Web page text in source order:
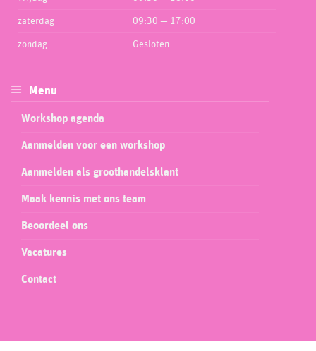
zaterdag 09:30 — 17:00
zondag Gesloten
Menu
Workshop agenda
Aanmelden voor een workshop
Aanmelden als groothandelsklant
Maak kennis met ons team
Beoordeel ons
Vacatures
Contact